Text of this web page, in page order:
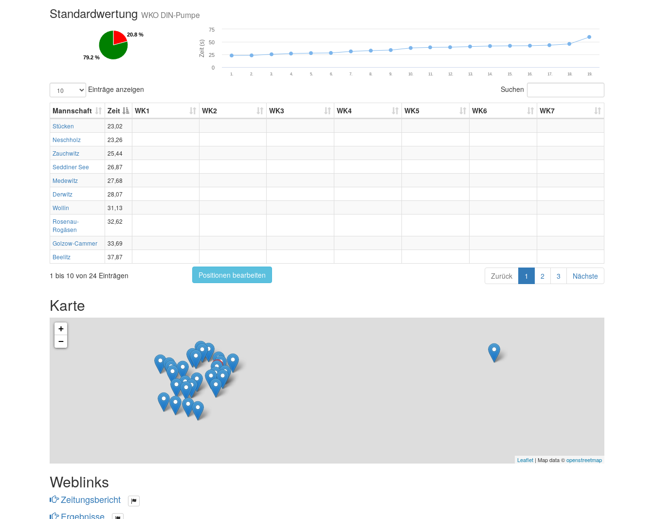
Standardwertung WKO DIN-Pumpe
20.8 %
20.8 %
79.2 %
79.2 %
Zeit (s)
1. 2. 3. 4. 5. 6. 7. 8. 9. 10. 11. 12. 13. 14. 15. 16. 17. 18. 19.
0
50
25
75
Einträge anzeigen Suchen
Mannschaft Zeit WK1 WK2 WK3 WK4 WK5 WK6 WK7
Stücken
23,02
Neschholz
23,26
Zauchwitz
25,44
Seddiner See
26,87
Medewitz
27,68
Derwitz
28,07
Wollin
31,13
Rosenau-
Rogäsen
32,62
Golzow-Cammer
33,69
Beelitz
37,87
1 bis 10 von 24 Einträgen Positionen bearbeiten Zurück 1 2 3 Nächste
Karte
+
−
Leaflet | Map data ©openstreetmap
Weblinks
Zeitungsbericht
Ergebnisse